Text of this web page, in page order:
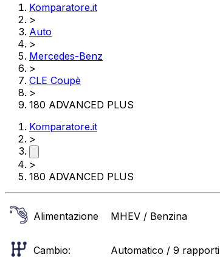
Komparatore.it
>
Auto
>
Mercedes-Benz
>
CLE Coupè
>
180 ADVANCED PLUS
Komparatore.it
>
>
180 ADVANCED PLUS
Alimentazione MHEV / Benzina
Cambio: Automatico / 9 rapporti